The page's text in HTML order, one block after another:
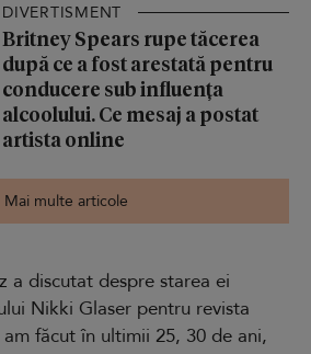
DIVERTISMENT
Britney Spears rupe tăcerea
după ce a fost arestată pentru
conducere sub influența
alcoolului. Ce mesaj a postat
artista online
Mai multe articole
a discutat despre starea ei
Nikki Glaser pentru revista
făcut în ultimii 25, 30 de ani,